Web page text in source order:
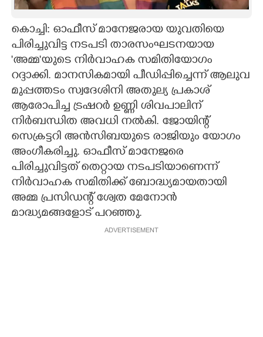
LITERATURE
ZOOM
CONTACT US
കൊച്ചി: ഓഫീസ് മാനേജരായ യുവതിയെ
പിരിച്ചുവിട്ട നടപടി താരസംഘടനയായ
'അമ്മ'യുടെ നിർവാഹക സമിതിയോഗം
റദ്ദാക്കി. മാനസികമായി പീഡിപ്പിച്ചെന്ന് ആലുവ
മുപ്പത്തടം സ്വദേശിനി അതുല്യ പ്രകാശ്
ആരോപിച്ച ട്രഷറർ ഉണ്ണി ശിവപാലിന്
നിർബന്ധിത അവധി നൽകി. ജോയിന്റ്
സെക്രട്ടറി അൻസിബയുടെ രാജിയും യോഗം
അംഗീകരിച്ചു. ഓഫീസ് മാനേജരെ
പിരിച്ചുവിട്ടത് തെറ്റായ നടപടിയാണെന്ന്
നിർവാഹക സമിതിക്ക് ബോദ്ധ്യമായതായി
അമ്മ പ്രസിഡന്റ് ശ്വേത മേനോൻ
മാദ്ധ്യമങ്ങളോട് പറഞ്ഞു.
ADVERTISEMENT